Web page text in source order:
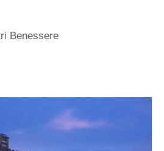
Benessere